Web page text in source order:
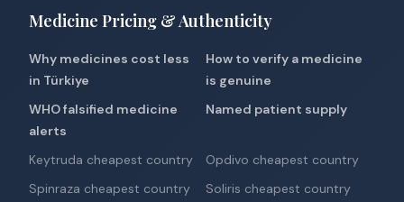
Medicine Pricing & Authenticity
Why medicines cost less
in Türkiye
How to verify a medicine
is genuine
WHO falsified medicine
alerts
Named patient supply
Keytruda cheapest country
Opdivo cheapest country
Spinraza cheapest country
Soliris cheapest country